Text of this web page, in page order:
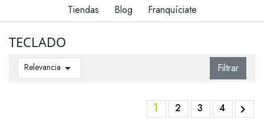
Tiendas Blog Franquíciate
TECLADO
Relevancia  Filtrar
1 2 3 4 